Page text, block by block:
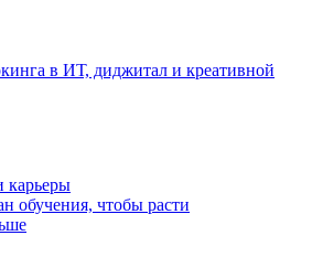
в ИТ, диджитал и креативной
карьеры
обучения, чтобы расти